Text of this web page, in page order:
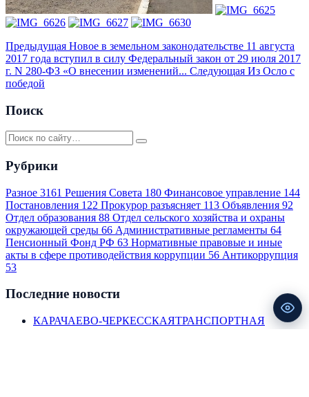
Предыдущая Новое в земельном законодательстве 11 августа
2017 года вступил в силу Федеральный закон от 29 июля 2017
г. N 280-ФЗ «О внесении изменений... Следующая Из Осло с
победой
Поиск
Рубрики
Разное 3161 Решения Совета 180 Финансовое управление 144
Постановления 122 Прокурор разъясняет 113 Объявления 92
Отдел образования 88 Отдел сельского хозяйства и охраны
окружающей среды 66 Административные регламенты 64
Пенсионный Фонд РФ 63 Нормативные правовые и иные
акты в сфере противодействия коррупции 56 Антикоррупция
53
Последние новости
КАРАЧАЕВО-ЧЕРКЕССКАЯТРАНСПОРТНАЯ